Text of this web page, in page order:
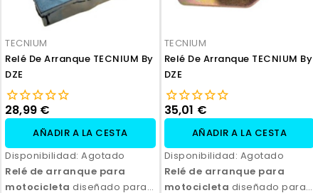
TECNIUM
Relé De Arranque TECNIUM By
DZE
28,99 €
AÑADIR A LA CESTA
Disponibilidad: Agotado
Relé de arranque para
motocicleta diseñado para
TECNIUM
Relé De Arranque TECNIUM By
DZE
35,01 €
AÑADIR A LA CESTA
Disponibilidad: Agotado
Relé de arranque para
motocicleta diseñado para